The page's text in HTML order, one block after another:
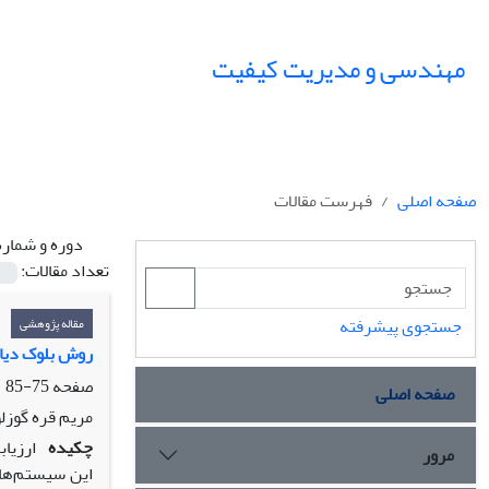
مهندسی و مدیریت کیفیت
صفحه اصلی
فهرست مقالات
دوره و
تعداد مقالات:
مقاله پژوهشی
روش بلوک
صفحه75-85
مریم قره
چکیده
این
جستجوی پیشرفته
صفحه اصلی
مرور